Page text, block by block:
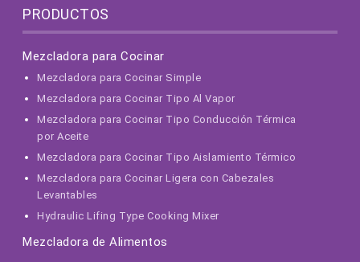
PRODUCTOS
Mezcladora para Cocinar
Mezcladora para Cocinar Simple
Mezcladora para Cocinar Tipo Al Vapor
Mezcladora para Cocinar Tipo Conducción Térmica
por Aceite
Mezcladora para Cocinar Tipo Aislamiento Térmico
Mezcladora para Cocinar Ligera con Cabezales
Levantables
Hydraulic Lifing Type Cooking Mixer
Mezcladora de Alimentos